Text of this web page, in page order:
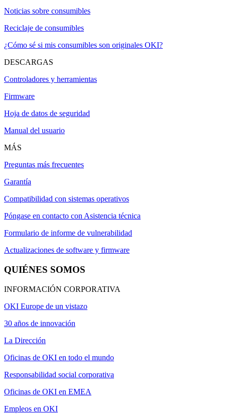
Noticias sobre consumibles
Reciclaje de consumibles
¿Cómo sé si mis consumibles son originales OKI?
DESCARGAS
Controladores y herramientas
Firmware
Hoja de datos de seguridad
Manual del usuario
MÁS
Preguntas más frecuentes
Garantía
Compatibilidad con sistemas operativos
Póngase en contacto con Asistencia técnica
Formulario de informe de vulnerabilidad
Actualizaciones de software y firmware
QUIÉNES SOMOS
INFORMACIÓN CORPORATIVA
OKI Europe de un vistazo
30 años de innovación
La Dirección
Oficinas de OKI en todo el mundo
Responsabilidad social corporativa
Oficinas de OKI en EMEA
Empleos en OKI